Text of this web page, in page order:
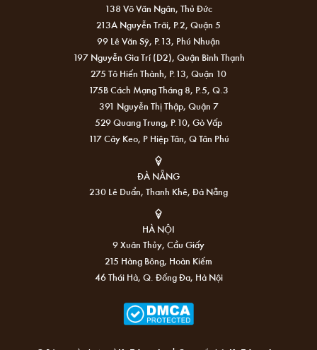
138 Võ Văn Ngân, Thủ Đức
213A Nguyễn Trãi, P.2, Quận 5
99 Lê Văn Sỹ, P.13, Phú Nhuận
197 Nguyễn Gia Trí (D2), Quận Bình Thạnh
275 Tô Hiến Thành, P.13, Quận 10
175B Cách Mạng Tháng 8, P.5, Q.3
391 Nguyễn Thị Thập, Quận 7
529 Quang Trung, P.10, Gò Vấp
117 Cây Keo, P Hiệp Tân, Q Tân Phú
ĐÀ NẴNG
230 Lê Duẩn, Thanh Khê, Đà Nẵng
HÀ NỘI
9 Xuân Thủy, Cầu Giấy
215 Hàng Bông, Hoàn Kiếm
46 Thái Hà, Q. Đống Đa, Hà Nội